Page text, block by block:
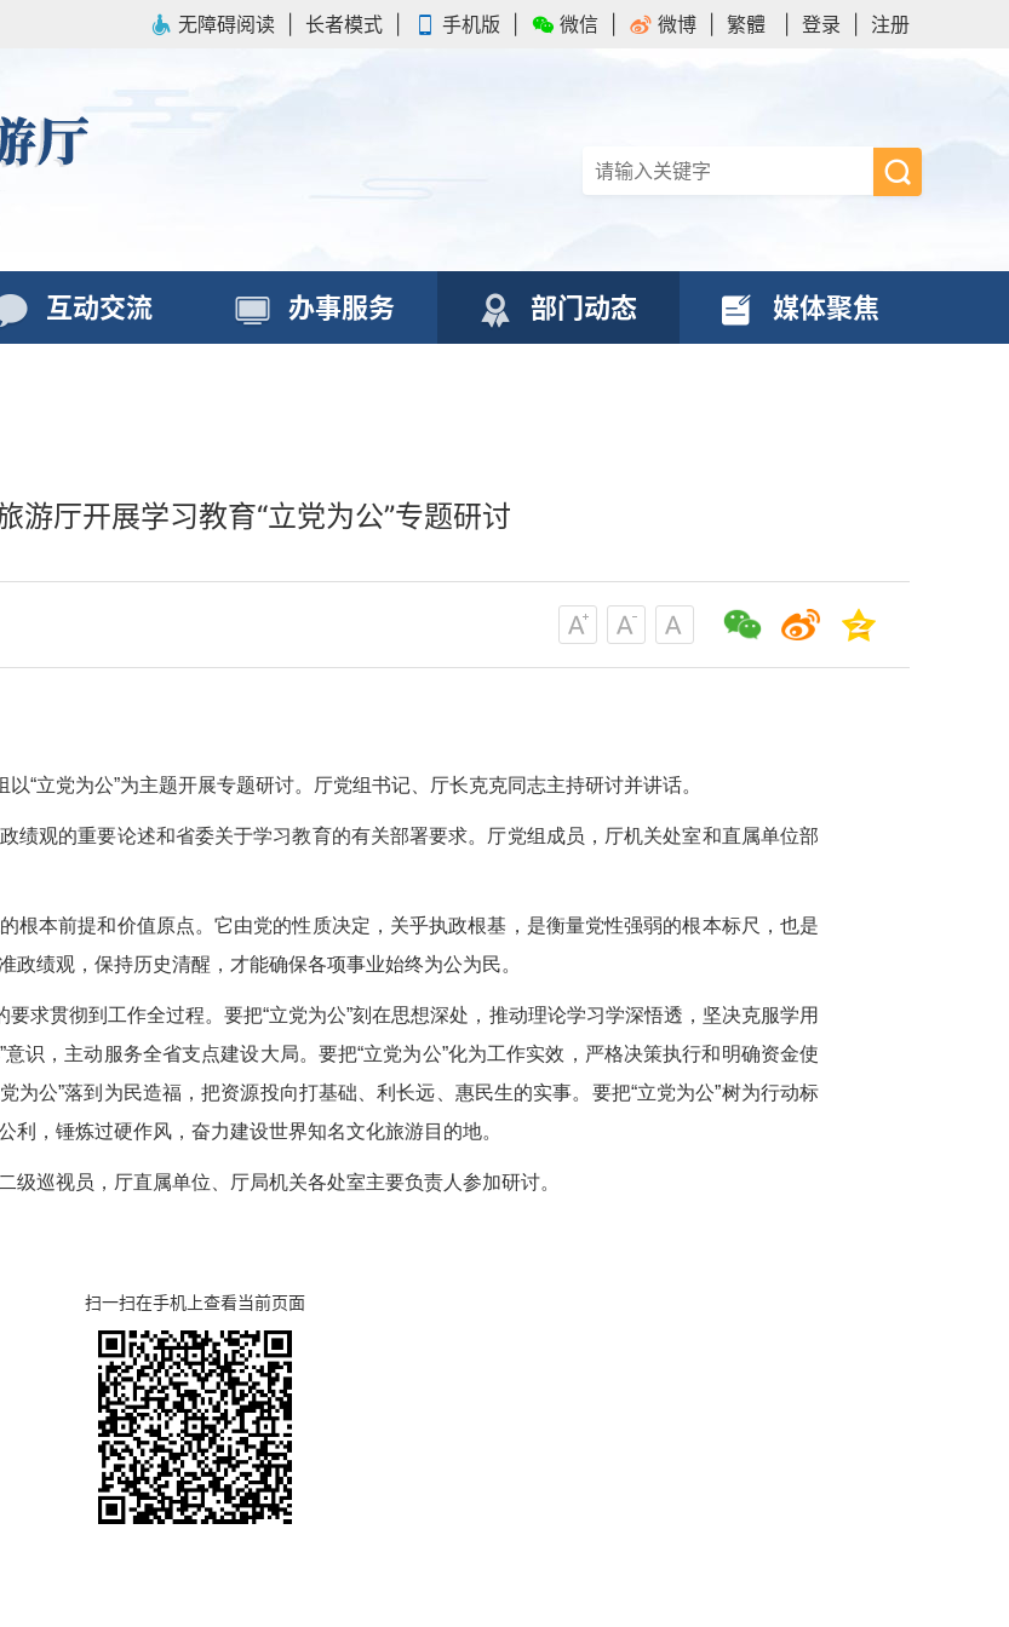
无障碍阅读 长者模式 手机版 微信 微博 繁體 登录 注册
互动交流 办事服务 部门动态 媒体聚焦
游厅开展学习教育“立党为公”专题研讨
“立党为公”为主题开展专题研讨。厅党组书记、厅长克克同志主持研讨并讲话。
绩观的重要论述和省委关于学习教育的有关部署要求。厅党组成员，厅机关处室和直属单位部
根本前提和价值原点。它由党的性质决定，关乎执政根基，是衡量党性强弱的根本标尺，也是
绩观，保持历史清醒，才能确保各项事业始终为公为民。
要求贯彻到工作全过程。要把“立党为公”刻在思想深处，推动理论学习学深悟透，坚决克服学用
意识，主动服务全省支点建设大局。要把“立党为公”化为工作实效，严格决策执行和明确资金使
为公”落到为民造福，把资源投向打基础、利长远、惠民生的实事。要把“立党为公”树为行动标
，锤炼过硬作风，奋力建设世界知名文化旅游目的地。
级巡视员，厅直属单位、厅局机关各处室主要负责人参加研讨。
扫一扫在手机上查看当前页面